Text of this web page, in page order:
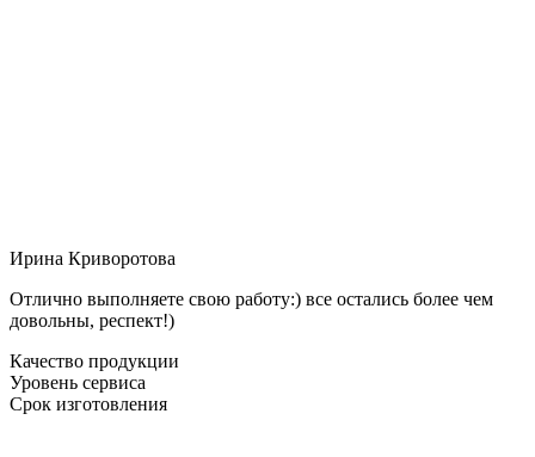
Ирина Криворотова
Отлично выполняете свою работу:) все остались более чем
довольны, респект!)
Качество продукции
Уровень сервиса
Срок изготовления